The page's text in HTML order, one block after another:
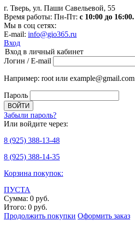
г. Тверь, ул. Паши Савельевой, 55
Время работы: Пн-Пт: с 10:00 до 16:00.
Мы в соц сетях:
E-mail: info@gio365.ru
Вход
Вход в личный кабинет
Логин / E-mail
Например: root или example@gmail.com
Пароль
Забыли пароль?
Или войдите через:
8 (925) 388-13-48
8 (925) 388-14-35
Корзина покупок:
ПУСТА
Сумма: 0 руб.
Итого: 0 руб.
Продолжить покупки Оформить заказ